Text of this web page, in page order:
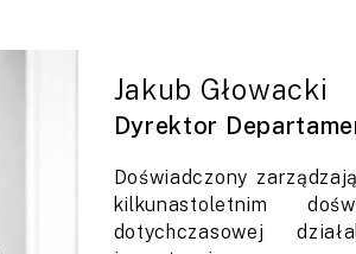
Jakub Głowacki
Dyrektor
Doświadczony
kilkunastoletnim
dotychczasowej